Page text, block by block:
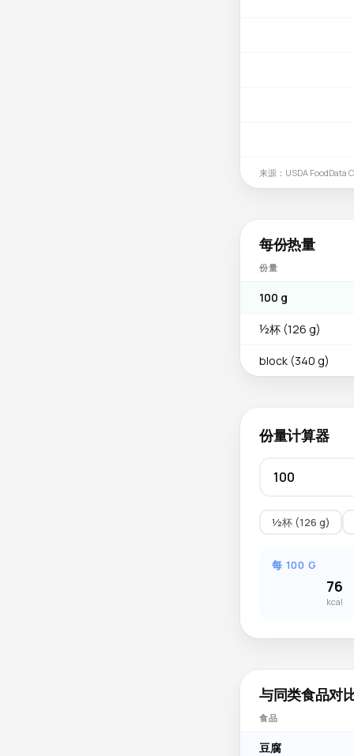
来源：USDA FoodData
每份热量
份量
100 g
½杯 (126 g)
block (340 g)
份量计算器
½杯 (126 g)
每 100 G
76
kcal
与同类食品对
食品
豆腐